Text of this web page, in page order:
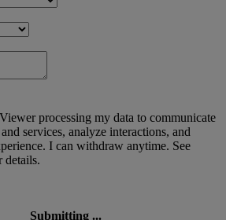
processing my data to communicate
services, analyze interactions, and
I can withdraw anytime. See
details.
Submitting ...